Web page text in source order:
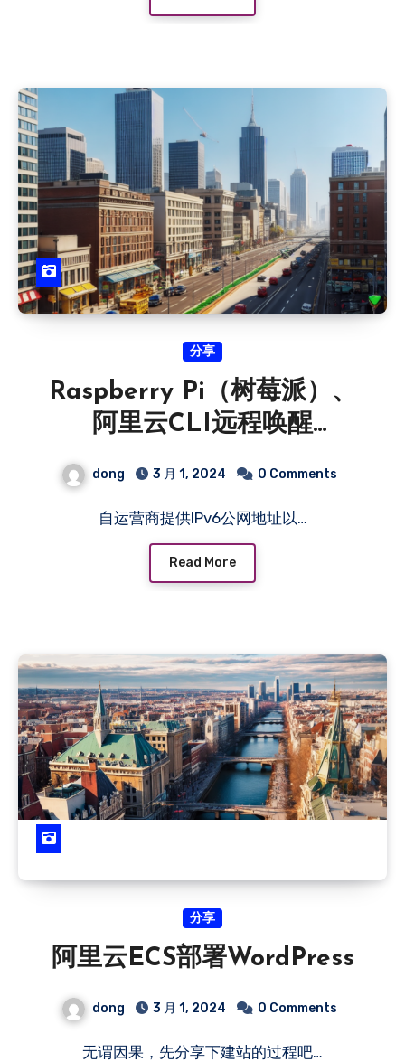
分享
Raspberry Pi（树莓派）、
阿里云CLI远程唤醒
Synology（群晖）及动态更
dong 3 月 1, 2024 0 Comments
自运营商提供IPv6公网地址以…
Read More
分享
阿里云ECS部署WordPress
dong 3 月 1, 2024 0 Comments
无谓因果，先分享下建站的过程吧…